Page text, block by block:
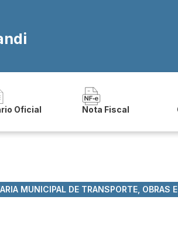
Oficial Nota Fiscal
MUNICIPAL DE TRANSPORTE, OBRAS